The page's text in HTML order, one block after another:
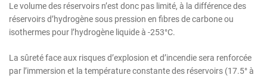
Le volume des réservoirs n’est donc pas limité, à la différence des
réservoirs d’hydrogène sous pression en fibres de carbone ou
isothermes pour l’hydrogène liquide à -253°C.
La sûreté face aux risques d’explosion et d’incendie sera renforcée
par l’immersion et la température constante des réservoirs (17.5° à